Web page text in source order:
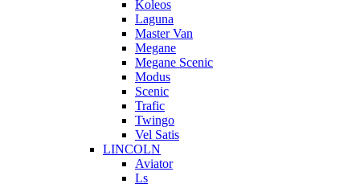
Koleos
Laguna
Master Van
Megane
Megane Scenic
Modus
Scenic
Trafic
Twingo
Vel Satis
LINCOLN
Aviator
Ls